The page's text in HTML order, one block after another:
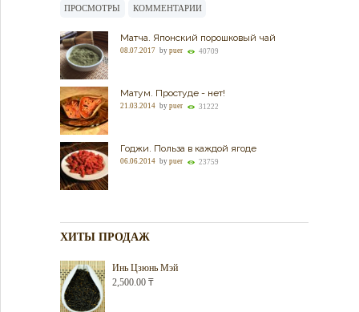
ПРОСМОТРЫ КОММЕНТАРИИ
Матча. Японский порошковый чай
08.07.2017 by puer 40709
Матум. Простуде - нет!
21.03.2014 by puer 31222
Годжи. Польза в каждой ягоде
06.06.2014 by puer 23759
ХИТЫ ПРОДАЖ
Инь Цзюнь Мэй
2,500.00 ₸